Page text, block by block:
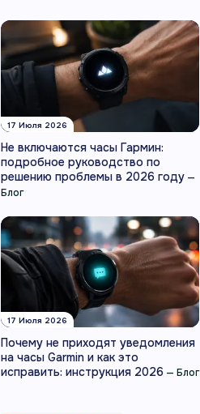
17 Июля 2026
Не включаются часы Гармин:
подробное руководство по
решению проблемы в 2026 году —
Блог
17 Июля 2026
Почему не приходят уведомления
на часы Garmin и как это
исправить: инструкция 2026 — Блог